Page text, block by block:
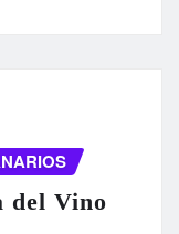
del Vino